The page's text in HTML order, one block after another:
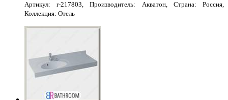
Артикул: r-217803, Производитель: Акватон, Страна: Россия,
Коллекция: Отель